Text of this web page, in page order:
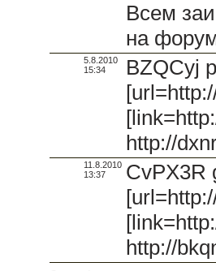
Всем
на
5.8.2010
15:34
BZQCyj
http://
11.8.2010
13:37
CvPX3R
http://